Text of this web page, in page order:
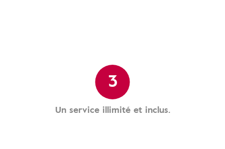
3
Un service illimité et inclus.